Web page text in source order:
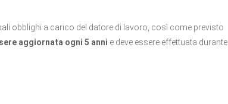
obblighi a carico del datore di lavoro, così come previsto
aggiornata ogni 5 anni e deve essere effettuata durante